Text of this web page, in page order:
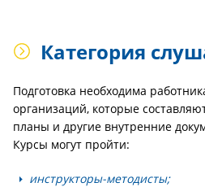
Категория
Подготовка необходима
организаций, которые
планы и другие внутренние
Курсы могут пройти:
инструкторы-методисты;